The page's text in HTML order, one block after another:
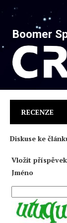
Boomer
RECENZE
Diskuse ke
Vložit příspěvek
Jméno